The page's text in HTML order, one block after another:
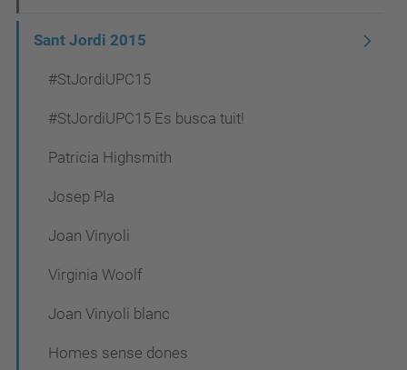
Sant Jordi 2015
#StJordiUPC15
#StJordiUPC15 Es busca tuit!
Patricia Highsmith
Josep Pla
Joan Vinyoli
Virginia Woolf
Joan Vinyoli blanc
Homes sense dones